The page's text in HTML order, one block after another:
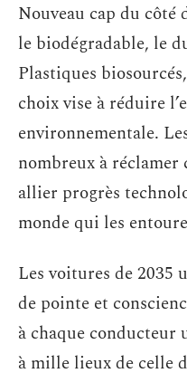
Nouveau cap du côté
le biodégradable, le
Plastiques
choix vise à réduire
environnementale.
nombreux à
allier progrès
monde qui les
Les voitures de 2035
de pointe et
à chaque conducteur
à mille lieux de celle